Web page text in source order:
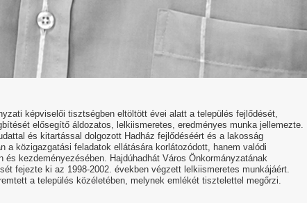
képviselői tisztségben eltöltött évei alatt a település fejlődését,
elősegítő áldozatos, lelkiismeretes, eredményes munka jellemezte.
és kitartással dolgozott Hadház fejlődéséért és a lakosság
a közigazgatási feladatok ellátására korlátozódott, hanem valódi
kezdeményezésében. Hajdúhadhát Város Önkormányzatának
fejezte ki az 1998-2002. években végzett lelkiismeretes munkájáért.
a település közéletében, melynek emlékét tisztelettel megőrzi.